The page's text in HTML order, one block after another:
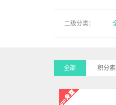
二级分类：
全部
积分